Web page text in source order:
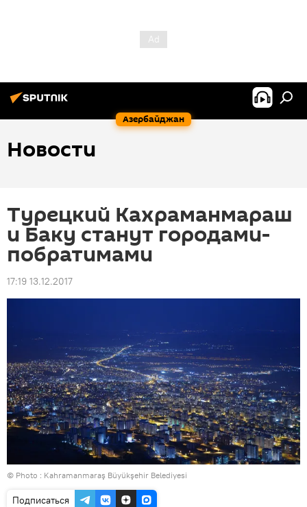
Азербайджан
Новости
Турецкий Кахраманмараш
и Баку станут городами-
побратимами
17:19 13.12.2017
© Photo : Kahramanmaraş Büyükşehir Belediyesi
Подписаться